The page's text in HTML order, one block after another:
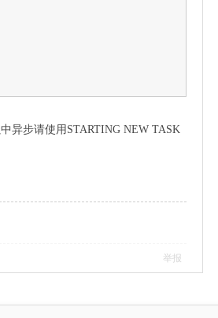
异步请使用STARTING NEW TASK
举报